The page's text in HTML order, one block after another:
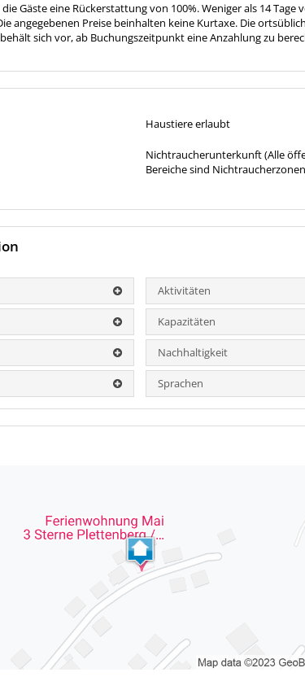
Gäste eine Rückerstattung von 100%. Weniger als 14 Tage
angegebenen Preise beinhalten keine Kurtaxe. Die
sich vor, ab Buchungszeitpunkt eine Anzahlung zu
Haustiere erlaubt
Nichtraucherunterkunft (Alle
Bereiche sind
Aktivitäten
Kapazitäten
Nachhaltigkeit
Sprachen